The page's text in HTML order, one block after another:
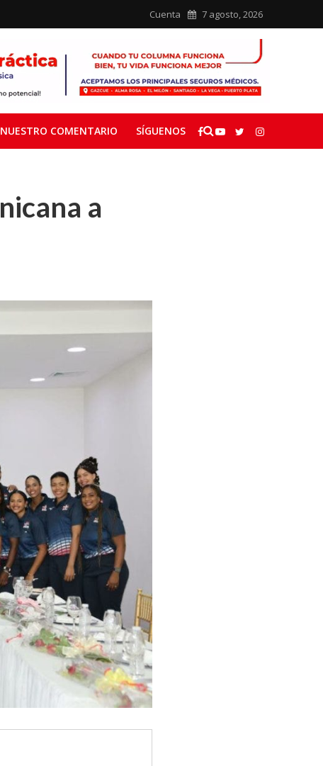
Cuenta 7 agosto, 2026
NUESTRO COMENTARIO SÍGUENOS
a